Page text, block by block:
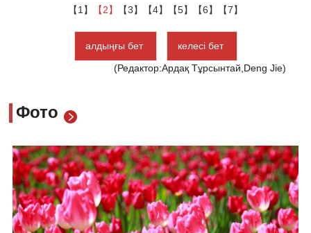
【1】 【2】 【3】 【4】 【5】 【6】 【7】
алдыңғы бет
келесі бет
(Редактор:Ардақ Тұрсынтай,Deng Jie)
Фото